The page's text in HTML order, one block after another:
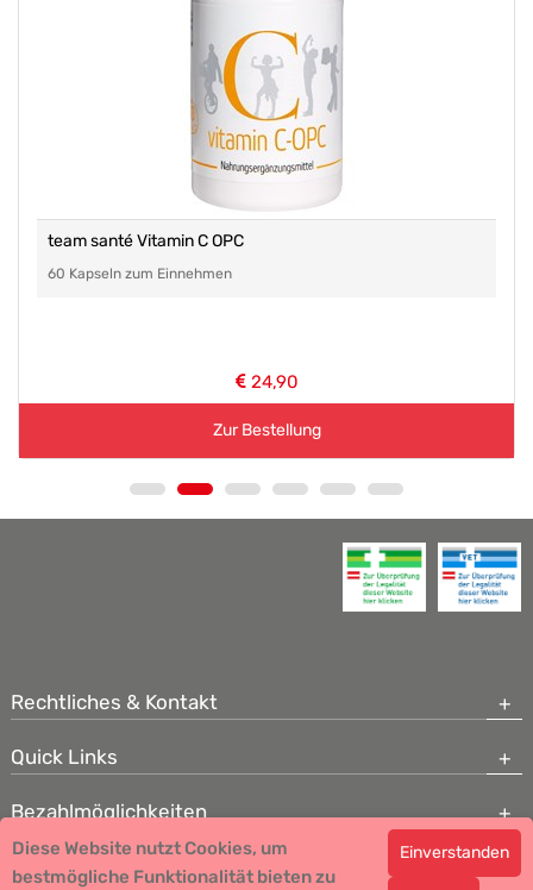
team santé Vitamin C OPC
60 Kapseln zum Einnehmen
24,90
Zur Bestellung
Rechtliches & Kontakt
Quick Links
Bezahlmöglichkeiten
Copyright © 2026 Team Santé Salvator Apotheke - GDP zertifiziert
Diese Website nutzt Cookies, um
bestmögliche Funktionalität bieten zu
Einverstanden